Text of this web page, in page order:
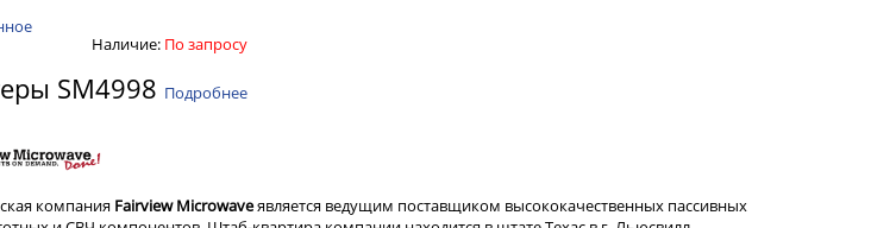
Наличие: По запросу
SM4998 Подробнее
компания Fairview Microwaveявляется ведущим поставщиком высококачественных пассивных